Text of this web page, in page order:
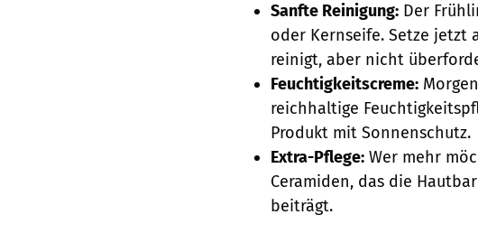
Sanfte Reinigung: Der
oder Kernseife. Setze jetzt
reinigt, aber nicht
Feuchtigkeitscreme:
reichhaltige
Produkt mit Sonnenschutz.
Extra-Pflege: Wer mehr
Ceramiden, das die
beiträgt.